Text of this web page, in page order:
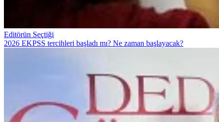
Editörün Seçtiği
2026 EKPSS tercihleri başladı mı? Ne zaman başlayacak?